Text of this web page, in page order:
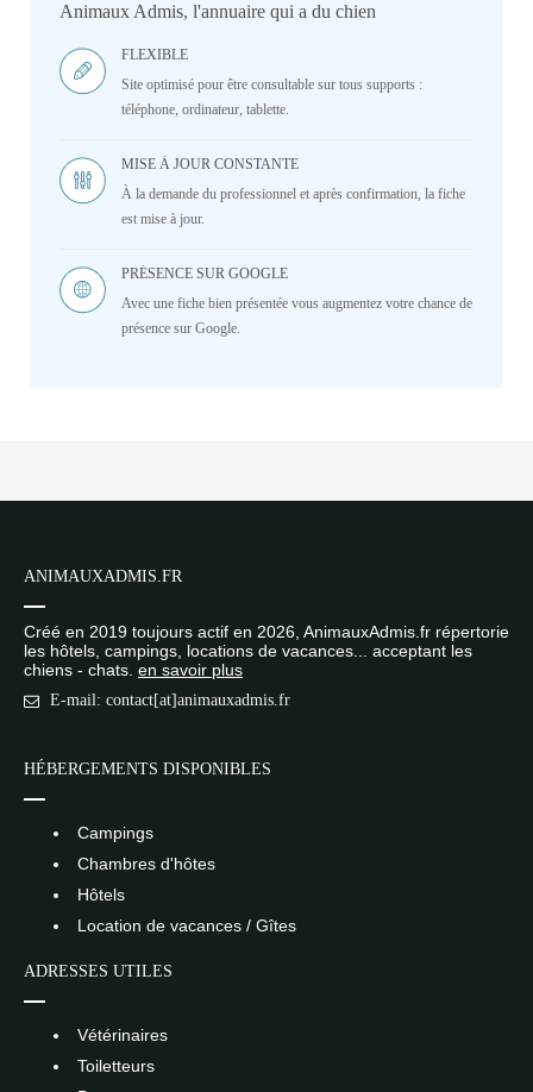
Animaux Admis, l'annuaire qui a du chien
FLEXIBLE
Site optimisé pour être consultable sur tous supports :
téléphone, ordinateur, tablette.
MISE À JOUR CONSTANTE
À la demande du professionnel et après confirmation, la fiche
est mise à jour.
PRÉSENCE SUR GOOGLE
Avec une fiche bien présentée vous augmentez votre chance de
présence sur Google.
ANIMAUXADMIS.FR
Créé en 2019 toujours actif en 2026, AnimauxAdmis.fr répertorie
les hôtels, campings, locations de vacances... acceptant les
chiens - chats. en savoir plus
E-mail: contact[at]animauxadmis.fr
HÉBERGEMENTS DISPONIBLES
Campings
Chambres d'hôtes
Hôtels
Location de vacances / Gîtes
ADRESSES UTILES
Vétérinaires
Toiletteurs